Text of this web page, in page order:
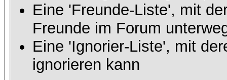
Eine 'Freunde-Liste', mit
Freunde im Forum
Eine 'Ignorier-Liste', mit
ignorieren kann